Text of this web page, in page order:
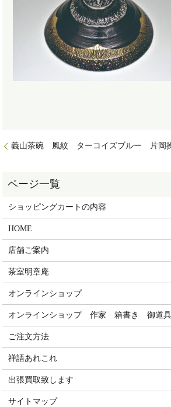
義山茶碗 風紋 ターコイズブルー 片岡
ショッピングカートの内容
HOME
店舗ご案内
茶室明章庵
オンラインショップ
オンラインショップ 作家 箱書き 御道具
ご注文方法
禅語あれこれ
出張買取致します
サイトマップ